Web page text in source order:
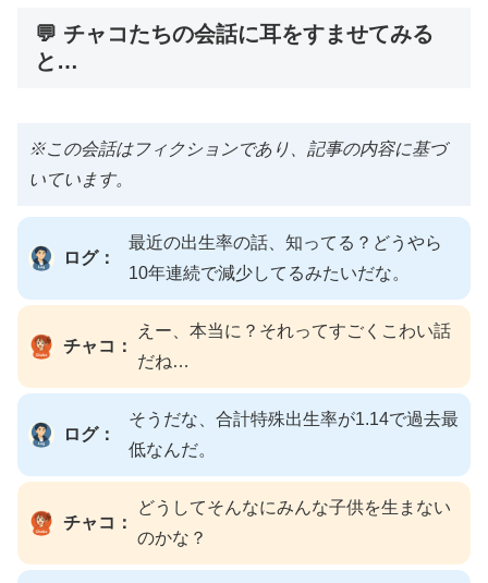
💬 チャコたちの会話に耳をすませてみる
と…
※この会話はフィクションであり、記事の内容に基づ
いています。
ログ：
最近の出生率の話、知ってる？どうやら
10年連続で減少してるみたいだな。
チャコ：
えー、本当に？それってすごくこわい話
だね…
ログ：
そうだな、合計特殊出生率が1.14で過去最
低なんだ。
チャコ：
どうしてそんなにみんな子供を生まない
のかな？